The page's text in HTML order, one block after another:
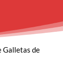
Galletas de